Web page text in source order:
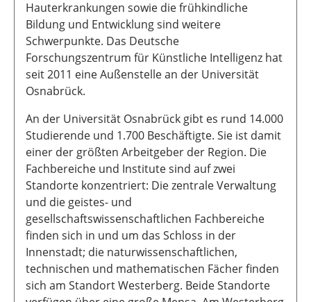
Hauterkrankungen sowie die frühkindliche
Bildung und Entwicklung sind weitere
Schwerpunkte. Das Deutsche
Forschungszentrum für Künstliche Intelligenz hat
seit 2011 eine Außenstelle an der Universität
Osnabrück.
An der Universität Osnabrück gibt es rund 14.000
Studierende und 1.700 Beschäftigte. Sie ist damit
einer der größten Arbeitgeber der Region. Die
Fachbereiche und Institute sind auf zwei
Standorte konzentriert: Die zentrale Verwaltung
und die geistes- und
gesellschaftswissenschaftlichen Fachbereiche
finden sich in und um das Schloss in der
Innenstadt; die naturwissenschaftlichen,
technischen und mathematischen Fächer finden
sich am Standort Westerberg. Beide Standorte